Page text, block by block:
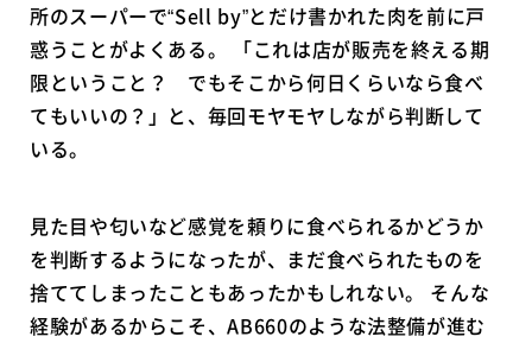
所のスーパーで“Sell by”とだけ書かれた肉を前に戸
惑うことがよくある。 「これは店が販売を終える期
限ということ？ でもそこから何日くらいなら食べ
てもいいの？」と、毎回モヤモヤしながら判断して
いる。
見た目や匂いなど感覚を頼りに食べられるかどうか
を判断するようになったが、まだ食べられたものを
捨ててしまったこともあったかもしれない。 そんな
経験があるからこそ、AB660のような法整備が進む